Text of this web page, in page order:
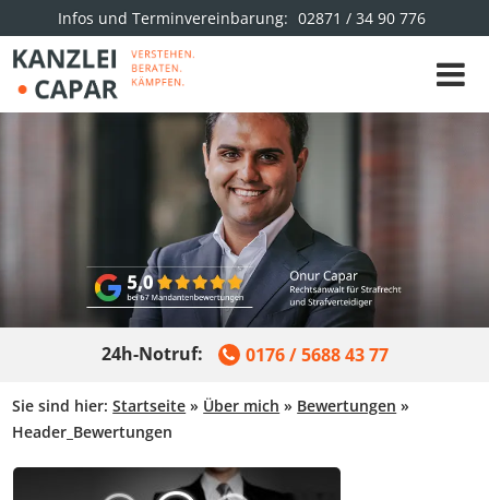
Infos und Terminvereinbarung: 02871 / 34 90 776
24h-Notruf: 0176 / 5688 43 77
Sie sind hier:Startseite » Über mich » Bewertungen »
Header_Bewertungen